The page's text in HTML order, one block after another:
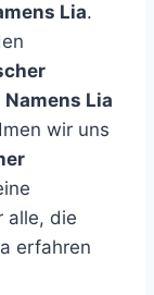
Lia.
Lia
wir uns
alle, die
erfahren